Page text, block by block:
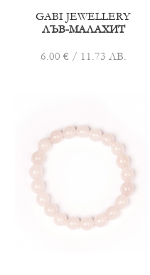
GABI JEWELLERY
ЛЪВ-МАЛАХИТ
6.00 € / 11.73 ЛВ.